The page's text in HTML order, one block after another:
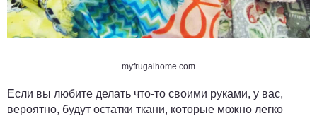
myfrugalhome.com
Если вы любите делать что-то своими руками, у вас,
вероятно, будут остатки ткани, которые можно легко